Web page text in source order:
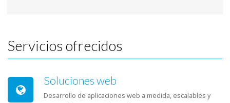
Servicios ofrecidos
Soluciones web
Desarrollo de aplicaciones web a medida, escalables y